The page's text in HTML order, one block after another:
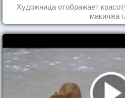
Художница отображает
макияжа